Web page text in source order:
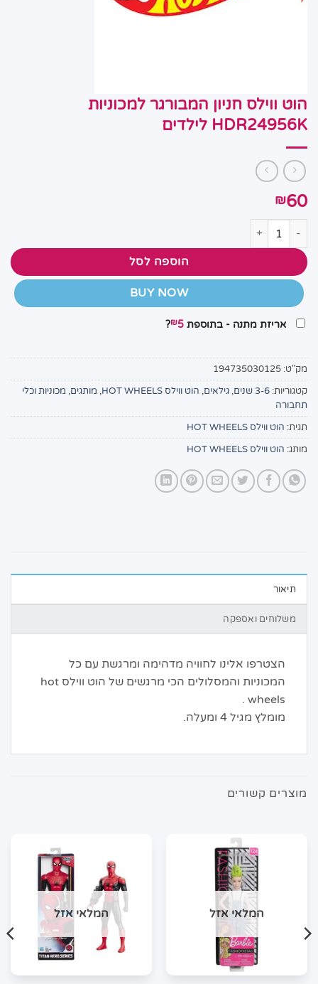
הוט ווילס חניון המבורגר למכוניות
HDR24956K לילדים
₪60
כמות של הוט ווילס חניון המבורגר למכוניות HDR24956K לילדים
הוספה לסל
BUY NOW
אריזת מתנה - בתוספת ₪5
?
מק"ט: 194735030125
קטגוריות: 3-6 שנים , גילאים, הוט ווילס HOT WHEELS , מותגים, מכוניות וכלי
תחבורה
תגית: הוט ווילס HOT WHEELS
מותג: הוט ווילס HOT WHEELS
תיאור
משלוחים ואספקה
הצטרפו אלינו לחוויה מדהימה ומרגשת עם כל
המכוניות והמסלולים הכי מרגשים של הוט ווילס hot
wheels .
מומלץ מגיל 4 ומעלה.
מוצרים קשורים
המלאי אזל המלאי אזל